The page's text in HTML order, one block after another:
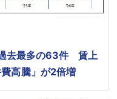
去最多の63件 賃上
高騰」が2倍増